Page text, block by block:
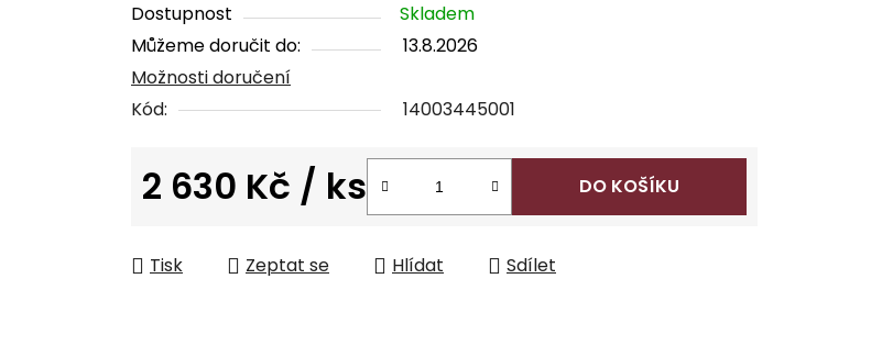
produktu
je
0,0
z
hvězdiček.
Dostupnost
Skladem
Můžeme doručit do:
13.8.2026
Možnosti doručení
Kód:
14003445001
2 630 Kč / ks DO KOŠÍKU
Tisk Zeptat se Hlídat Sdílet